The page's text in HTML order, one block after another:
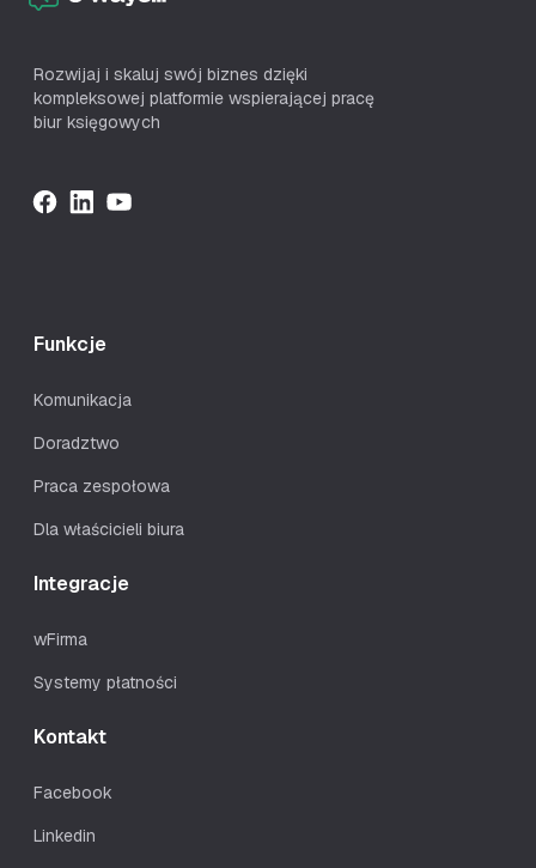
Rozwijaj i skaluj swój biznes dzięki
kompleksowej platformie wspierającej pracę
biur księgowych
Funkcje
Komunikacja
Doradztwo
Praca zespołowa
Dla właścicieli biura
Integracje
wFirma
Systemy płatności
Kontakt
Facebook
Linkedin